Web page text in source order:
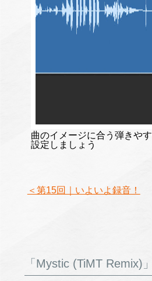
曲のイメージに合う弾きや
設定しましょう
＜第15回｜いよいよ録音！
「Mystic (TiMT Remix)